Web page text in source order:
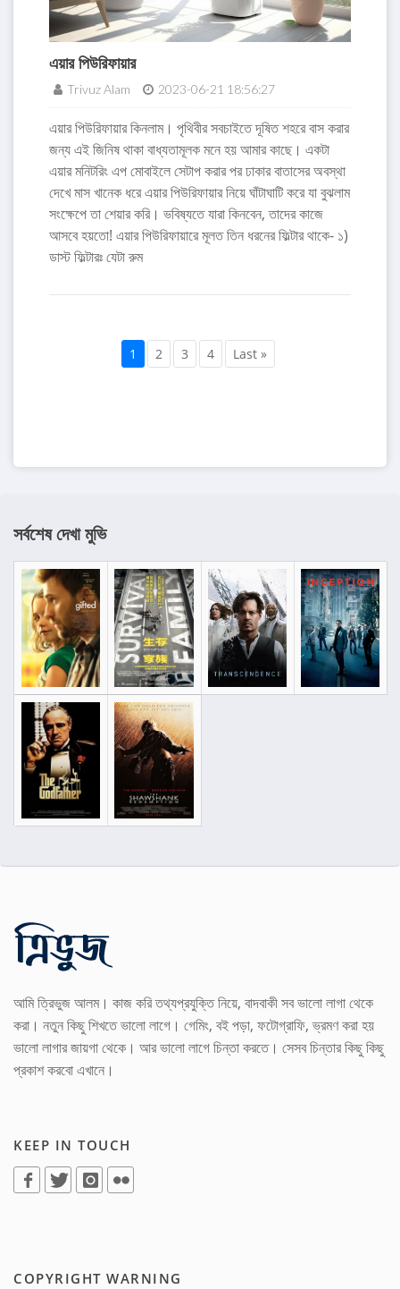
এয়ার পিউরিফায়ার
Trivuz Alam 2023-06-21 18:56:27
এয়ার পিউরিফায়ার কিনলাম। পৃথিবীর সবচাইতে দূষিত শহরে বাস করার
জন্য এই জিনিষ থাকা বাধ্যতামূলক মনে হয় আমার কাছে। একটা
এয়ার মনিটরিং এপ মোবাইলে সেটাপ করার পর ঢাকার বাতাসের অবস্থা
দেখে মাস খানেক ধরে এয়ার পিউরিফায়ার নিয়ে ঘাঁটাঘাটি করে যা বুঝলাম
সংক্ষেপে তা শেয়ার করি। ভবিষ্যতে যারা কিনবেন, তাদের কাজে
আসবে হয়তো! এয়ার পিউরিফায়ারে মূলত তিন ধরনের ফিল্টার থাকে- ১)
ডাস্ট ফিল্টারঃ যেটা রুম
1 2 3 4 Last »
সর্বশেষ দেখা মুভি
আমি ত্রিভুজ আলম। কাজ করি তথ্যপ্রযুক্তি নিয়ে, বাদবাকী সব ভালো লাগা থেকে
করা। নতুন কিছু শিখতে ভালো লাগে। গেমিং, বই পড়া, ফটোগ্রাফি, ভ্রমণ করা হয়
ভালো লাগার জায়গা থেকে। আর ভালো লাগে চিন্তা করতে। সেসব চিন্তার কিছু কিছু
প্রকাশ করবো এখানে।
KEEP IN TOUCH
COPYRIGHT WARNING